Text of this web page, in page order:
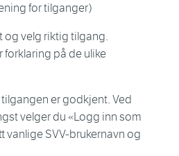
for tilganger)
og velg riktig tilgang.
forklaring på de ulike
er godkjent. Ved
velger du «Logg inn som
vanlige SVV-brukernavn og